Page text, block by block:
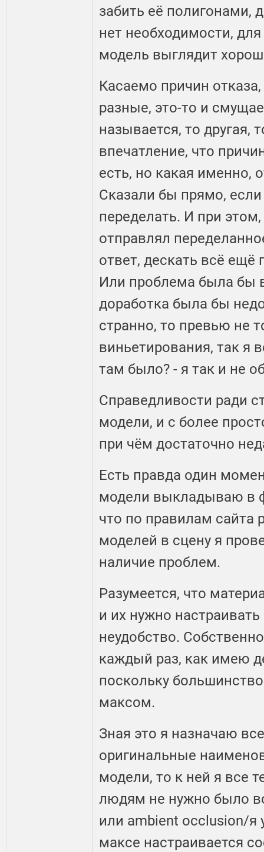
забить её полигонами,
нет необходимости, для
модель выглядит
Касаемо причин
разные, это-то и
называется, то другая,
впечатление, что
есть, но какая именно,
Сказали бы прямо,
переделать. И при
отправлял
ответ, дескать всё ещё
Или проблема была бы
доработка была бы
странно, то превью не
виньетирования, так я
там было? - я так и не
Справедливости ради
модели, и с более
при чём достаточно
Есть правда один
модели выкладываю в
что по правилам сайта
моделей в сцену я
наличие проблем.
Разумеется, что
и их нужно
неудобство.
каждый раз, как имею
поскольку
максом.
Зная это я назначаю
оригинальные
модели, то к ней я все
людям не нужно было
или ambient occlusion/
максе настраивается